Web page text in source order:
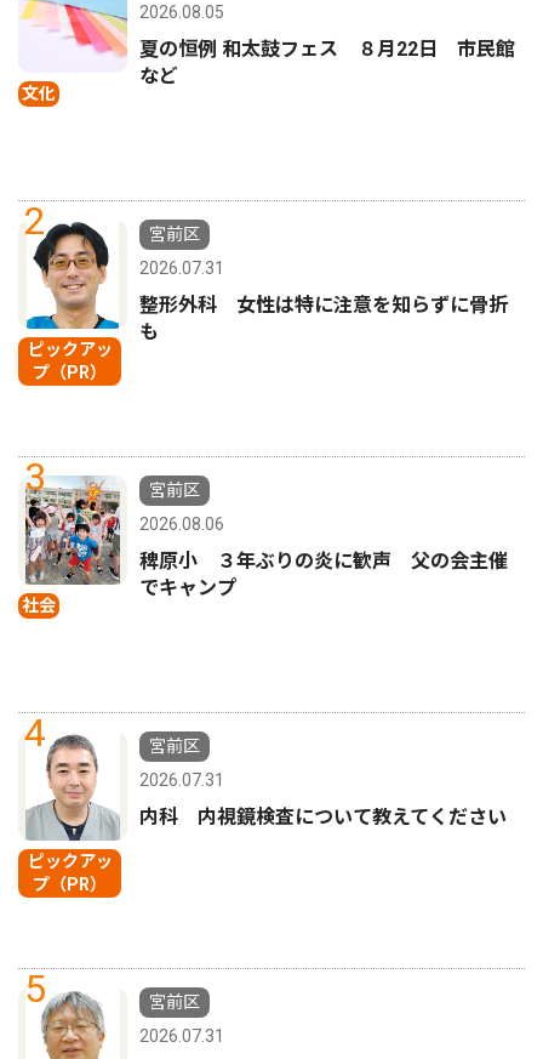
文化
2026.08.05
夏の恒例 和太鼓フェス ８月22日 市民館
など
2
ピックアッ
プ（PR）
宮前区
2026.07.31
整形外科 女性は特に注意を知らずに骨折
も
3
社会
宮前区
2026.08.06
稗原小 ３年ぶりの炎に歓声 父の会主催
でキャンプ
4
ピックアッ
プ（PR）
宮前区
2026.07.31
内科 内視鏡検査について教えてください
5
宮前区
2026.07.31